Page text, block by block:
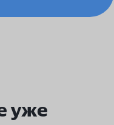
уже